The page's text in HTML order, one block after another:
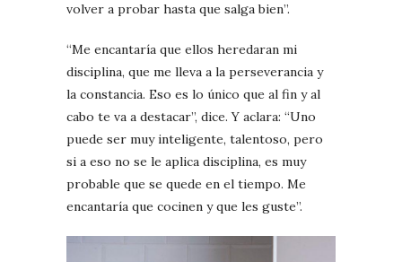
volver a probar hasta que salga bien”.
“Me encantaría que ellos heredaran mi
disciplina, que me lleva a la perseverancia y
la constancia. Eso es lo único que al fin y al
cabo te va a destacar”, dice. Y aclara: “Uno
puede ser muy inteligente, talentoso, pero
si a eso no se le aplica disciplina, es muy
probable que se quede en el tiempo. Me
encantaría que cocinen y que les guste”.